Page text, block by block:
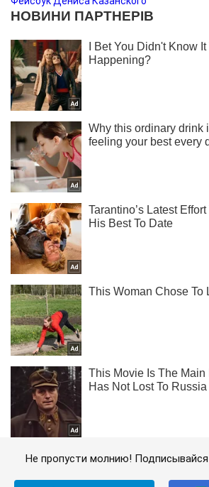
Не пропусти молнию! Подписывайся